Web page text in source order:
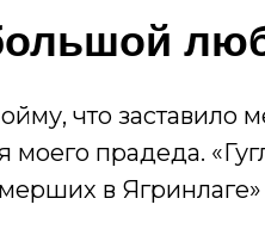
что заставило
моего прадеда.
в